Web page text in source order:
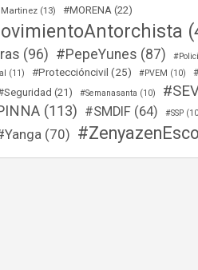
(13) #MORENA (22)
(96) #PepeYunes (87)
(11) #Proteccióncivil (25) #PVEM (10)
(21) #Semanasanta (10)
(113) #SMDIF (64) #SSP
(70)